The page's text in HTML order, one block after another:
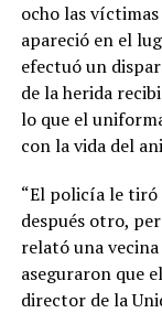
ocho las
apareció en el
efectuó un
de la herida
lo que el
con la vida del
“El policía le
después otro,
relató una
aseguraron que
director de la